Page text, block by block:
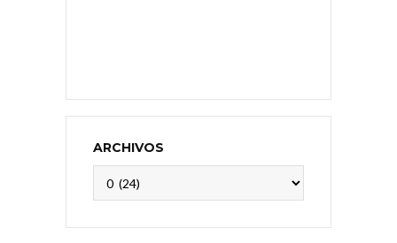
ARCHIVOS